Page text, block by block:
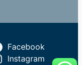
Facebook
Instagram